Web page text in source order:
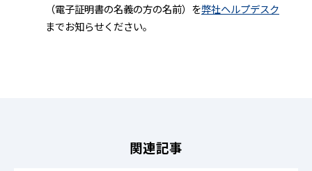
（電子証明書の名義の方の名前）を弊社ヘルプデスク
までお知らせください。
関連記事